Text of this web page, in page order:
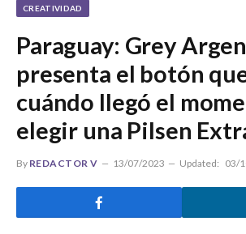
CREATIVIDAD
Paraguay: Grey
presenta el botón
cuándo llegó el
elegir una Pilsen
By REDACTOR V 13/07/2023 Updated: 03/